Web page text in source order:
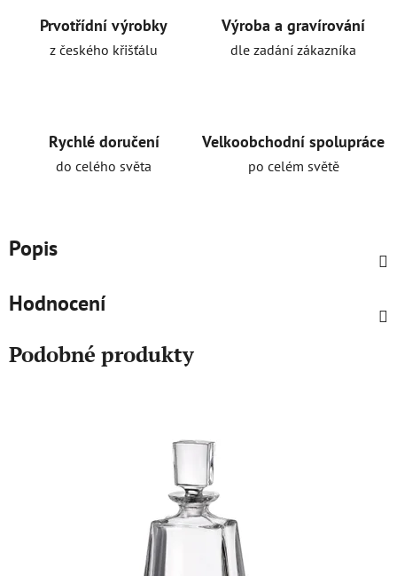
Prvotřídní výrobky
z českého křišťálu
Výroba a gravírování
dle zadání zákazníka
Rychlé doručení
do celého světa
Velkoobchodní spolupráce
po celém světě
Popis
Hodnocení
Podobné produkty